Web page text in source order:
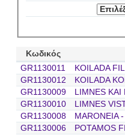
Κωδικός
GR1130011
KOILADA
GR1130012
KOILADA
GR1130009
LIMNES KAI
GR1130010
LIMNES
GR1130008
MARONEIA
GR1130006
POTAMOS